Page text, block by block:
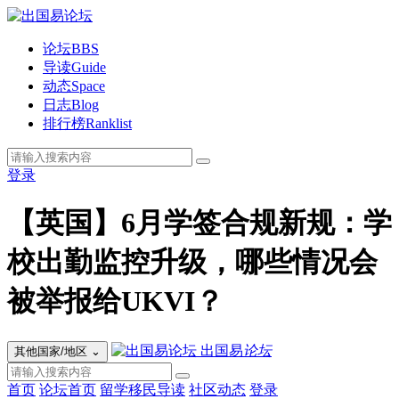
论坛BBS
导读Guide
动态Space
日志Blog
排行榜Ranklist
登录
【英国】6月学签合规新规：学
校出勤监控升级，哪些情况会
被举报给UKVI？
其他国家/地区 ⌄ 出国易论坛
首页 论坛首页 留学移民导读 社区动态 登录